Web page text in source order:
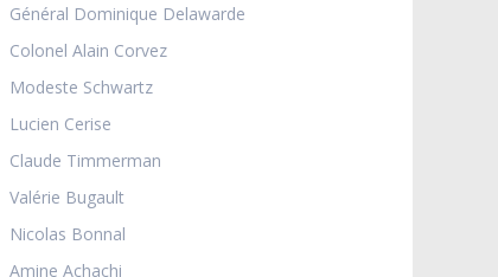
Général Dominique Delawarde
Colonel Alain Corvez
Modeste Schwartz
Lucien Cerise
Claude Timmerman
Valérie Bugault
Nicolas Bonnal
Amine Achachi